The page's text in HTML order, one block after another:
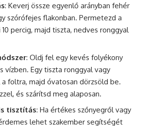
: Keverj össze egyenlő arányban fehér
szórófejes flakonban. Permetezd a
percig, majd tiszta, nedves ronggyal
: Oldj fel egy kevés folyékony
vízben. Egy tiszta ronggyal vagy
foltra, majd óvatosan dörzsöld be.
és szárítsd meg alaposan.
tisztítás: Ha értékes szőnyegről vagy
lehet szakember segítségét